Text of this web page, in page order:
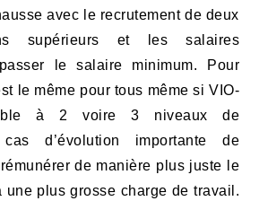
avec le recrutement de deux
supérieurs et les salaires
le salaire minimum. Pour
le même pour tous même si VIO-
à 2 voire 3 niveaux de
d’évolution importante de
rémunérer de manière plus juste le
une plus grosse charge de travail.